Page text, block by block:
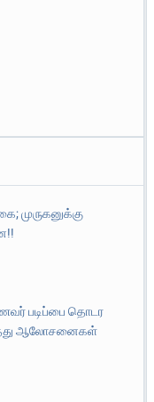
முருகனுக்கு
படிப்பை தொடர
ஆலோசனைகள்